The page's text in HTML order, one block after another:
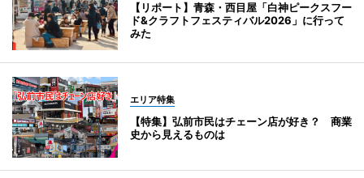
【リポート】青森・西目屋「白神ピークスフー
ド&クラフトフェスティバル2026」に行って
みた
エリア特集
【特集】弘前市民はチェーン店が好き？ 商業
史から見えるものは